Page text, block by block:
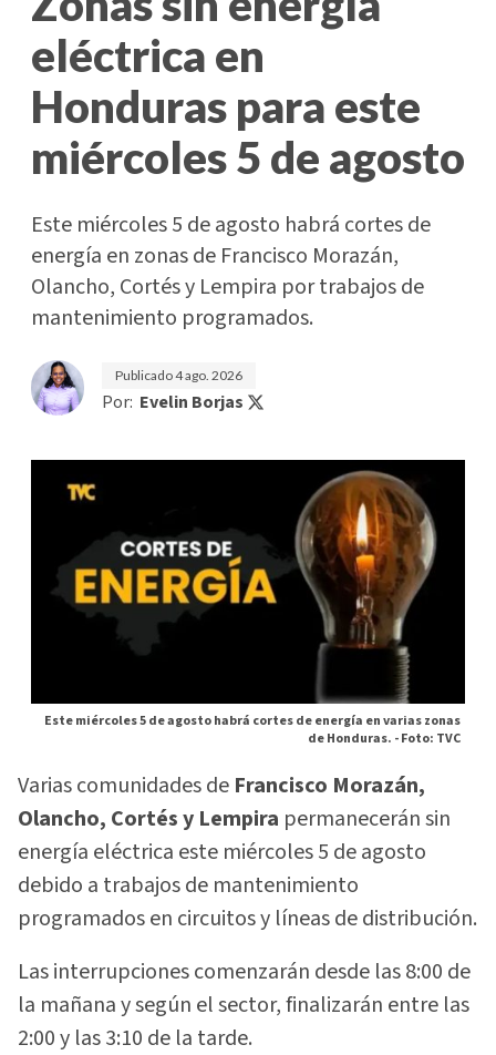
eléctrica en
Honduras para este
miércoles 5 de agosto
Este miércoles 5 de agosto habrá cortes de
energía en zonas de Francisco Morazán,
Olancho, Cortés y Lempira por trabajos de
mantenimiento programados.
Publicado4 ago. 2026
Por: Evelin Borjas
Este miércoles 5 de agosto habrá cortes de energía en varias zonas
de Honduras. -Foto: TVC
Varias comunidades de Francisco Morazán,
Olancho, Cortés y Lempira permanecerán sin
energía eléctrica este miércoles 5 de agosto
debido a trabajos de mantenimiento
programados en circuitos y líneas de distribución.
Las interrupciones comenzarán desde las 8:00 de
la mañana y según el sector, finalizarán entre las
2:00 y las 3:10 de la tarde.